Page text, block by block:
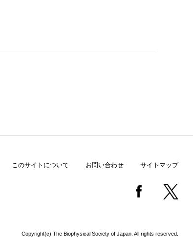
このサイトについて お問い合わせ サイトマップ
Copyright(c) The Biophysical Society of Japan. All rights reserved.